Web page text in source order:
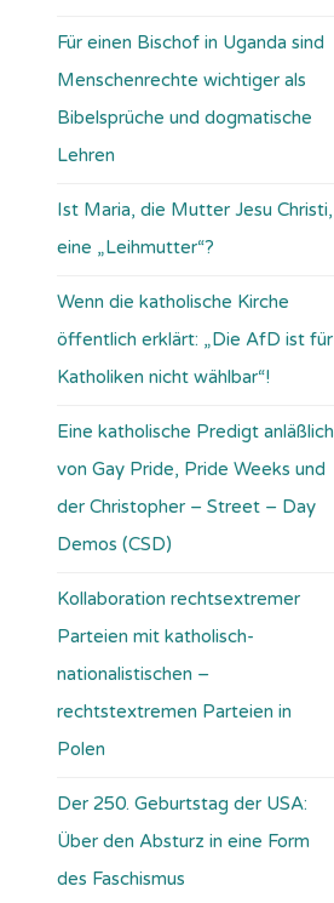
Für einen Bischof in Uganda sind
Menschenrechte wichtiger als
Bibelsprüche und dogmatische
Lehren
Ist Maria, die Mutter Jesu Christi,
eine „Leihmutter“?
Wenn die katholische Kirche
öffentlich erklärt: „Die AfD ist für
Katholiken nicht wählbar“!
Eine katholische Predigt anläßlich
von Gay Pride, Pride Weeks und
der Christopher – Street – Day
Demos (CSD)
Kollaboration rechtsextremer
Parteien mit katholisch-
nationalistischen –
rechtstextremen Parteien in
Polen
Der 250. Geburtstag der USA:
Über den Absturz in eine Form
des Faschismus